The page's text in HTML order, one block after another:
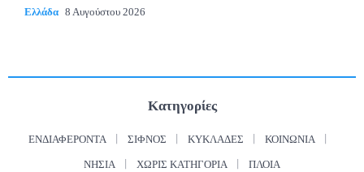
Ελλάδα 8 Αυγούστου 2026
Κατηγορίες
ΕΝΔΙΑΦΈΡΟΝΤΑ ΣΊΦΝΟΣ ΚΥΚΛΆΔΕΣ ΚΟΙΝΩΝΊΑ
ΝΗΣΙΆ ΧΩΡΊΣ ΚΑΤΗΓΟΡΊΑ ΠΛΟΊΑ